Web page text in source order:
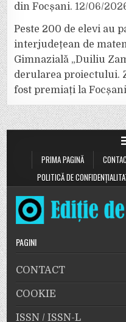
din Focșani. 12/06/
Peste 200 de elevi au
interjudețean de
Gimnazială „Duiliu
derularea proiectului.
fost premiați la Focșani
PRIMA PAGINĂ
POLITICĂ DE
PAGINI
CONTACT
COOKIE
ISSN / ISSN-L